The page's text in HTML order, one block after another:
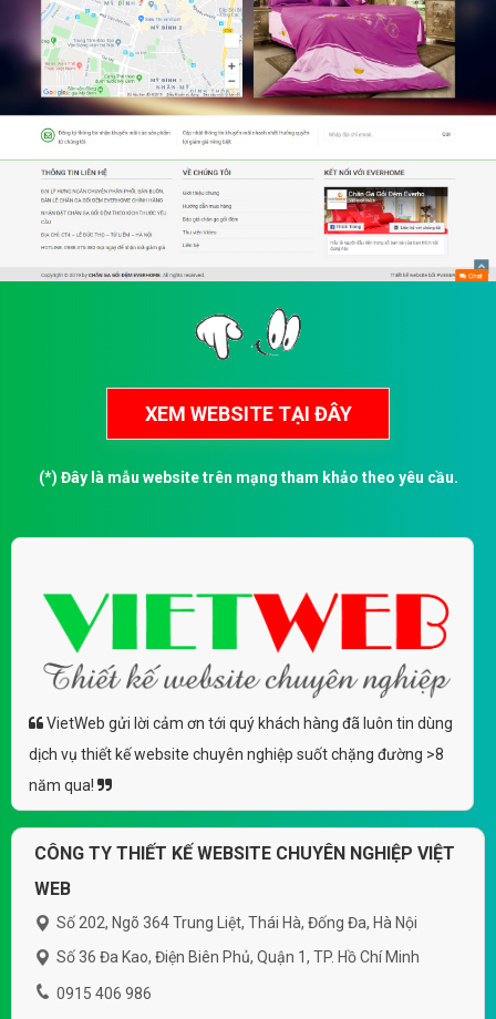
(*) Đây là mẫu website trên mạng tham khảo theo yêu cầu.
VietWeb gửi lời cảm ơn tới quý khách hàng đã luôn tin dùng
dịch vụ thiết kế website chuyên nghiệp suốt chặng đường >8
năm qua!
CÔNG TY THIẾT KẾ WEBSITE CHUYÊN NGHIỆP VIỆT
WEB
Số 202, Ngõ 364 Trung Liệt, Thái Hà, Đống Đa, Hà Nội
Số 36 Đa Kao, Điện Biên Phủ, Quận 1, TP. Hồ Chí Minh
0915 406 986